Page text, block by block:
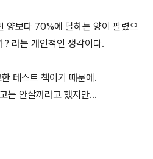
양보다 70%에 달하는 양이 팔렸으
? 라는 개인적인 생각이다.
테스트 책이기 때문에.
는 안살꺼라고 했지만...